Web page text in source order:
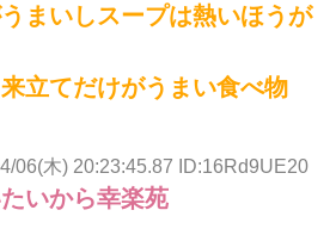
まいしスープは熱いほうが
立てだけがうまい食べ物
06(木) 20:23:45.87 ID:16Rd9UE20
いから幸楽苑